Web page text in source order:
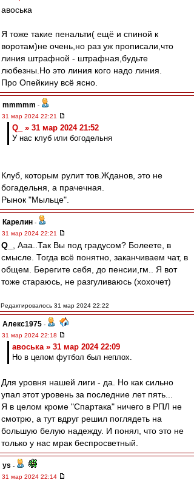
авоська
Я тоже такие пенальти( ещё и спиной к
воротам)не очень,но раз уж прописали,что
линия штрафной - штрафная,будьте
любезны.Но это линия кого надо линия.
Про Опейкину всё ясно.
mmmmm -
31 мар 2024 22:21
Q_ » 31 мар 2024 21:52
У нас клуб или богодельня
Клуб, которым рулит тов.Жданов, это не
богадельня, а прачечная.
Рынок "Мыльце".
Карелин -
31 мар 2024 22:21
Q_
, Ааа..Так Вы под градусом? Болеете, в
смысле. Тогда всё понятно, заканчиваем чат, в
общем. Берегите себя, до пенсии,гм.. Я вот
тоже стараюсь, не разгуливаюсь (хохочет)
Редактировалось 31 мар 2024 22:22
Алекс1975 -
31 мар 2024 22:18
авоська » 31 мар 2024 22:09
Но в целом футбол был неплох.
Для уровня нашей лиги - да. Но как сильно
упал этот уровень за последние лет пять...
Я в целом кроме "Спартака" ничего в РПЛ не
смотрю, а тут вдруг решил поглядеть на
большую белую надежду. И понял, что это не
только у нас мрак беспросветный.
ys -
31 мар 2024 22:14